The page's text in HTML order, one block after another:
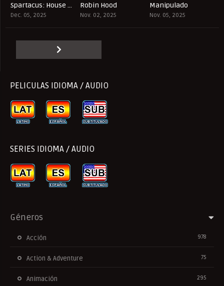
5.1
Spartacus: House of Ashur
Dec. 05, 2025
Robin Hood
Nov. 02, 2025
Manipulado
Nov. 05, 2025
PELICULAS IDIOMA / AUDIO
SERIES IDIOMA / AUDIO
Géneros
Acción 978
Action & Adventure 75
Animación 295